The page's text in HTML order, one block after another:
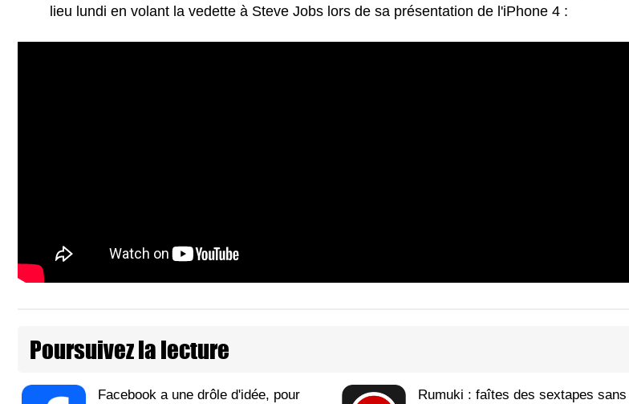
lieu lundi en volant la vedette à Steve Jobs lors de sa présentation de l'iPhone 4 :
Poursuivez la lecture
Facebook a une drôle d'idée, pour
Rumuki : faîtes des sextapes sans